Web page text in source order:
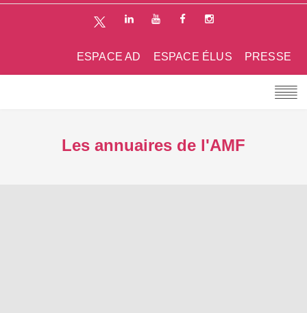
PRESSE
ESPACE ÉLUS
ESPACE AD
Les annuaires de l'AMF